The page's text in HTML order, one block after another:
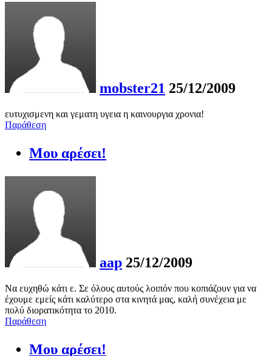
mobster21 25/12/2009
ευτυχισμενη και γεματη υγεια η καινουργια χρονια!
Παράθεση
Μου αρέσει!
aap 25/12/2009
Να ευχηθώ κάτι ε. Σε όλους αυτούς λοιπόν που κοπιάζουν για να
έχουμε εμείς κάτι καλύτερο στα κινητά μας, καλή συνέχεια με
πολύ διορατικότητα το 2010.
Παράθεση
Μου αρέσει!